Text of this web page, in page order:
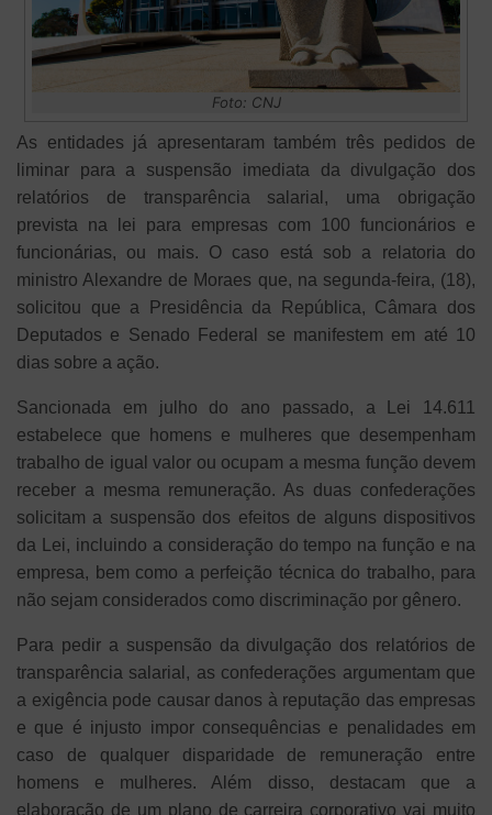
Foto: CNJ
As entidades já apresentaram também três pedidos de
liminar para a suspensão imediata da divulgação dos
relatórios de transparência salarial, uma obrigação
prevista na lei para empresas com 100 funcionários e
funcionárias, ou mais. O caso está sob a relatoria do
ministro Alexandre de Moraes que, na segunda-feira, (18),
solicitou que a Presidência da República, Câmara dos
Deputados e Senado Federal se manifestem em até 10
dias sobre a ação.
Sancionada em julho do ano passado, a Lei 14.611
estabelece que homens e mulheres que desempenham
trabalho de igual valor ou ocupam a mesma função devem
receber a mesma remuneração. As duas confederações
solicitam a suspensão dos efeitos de alguns dispositivos
da Lei, incluindo a consideração do tempo na função e na
empresa, bem como a perfeição técnica do trabalho, para
não sejam considerados como discriminação por gênero.
Para pedir a suspensão da divulgação dos relatórios de
transparência salarial, as confederações argumentam que
a exigência pode causar danos à reputação das empresas
e que é injusto impor consequências e penalidades em
caso de qualquer disparidade de remuneração entre
homens e mulheres. Além disso, destacam que a
elaboração de um plano de carreira corporativo vai muito